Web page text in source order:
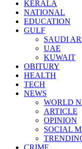
KERALA
NATIONAL
EDUCATION
GULF
SAUDI
UAE
KUWAIT
OBITURY
HEALTH
TECH
NEWS
WORLD
ARTICLE
OPINION
SOCIAL
CRIME